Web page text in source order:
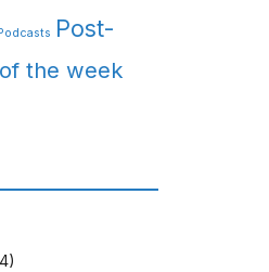
Podcasts Post-
the week